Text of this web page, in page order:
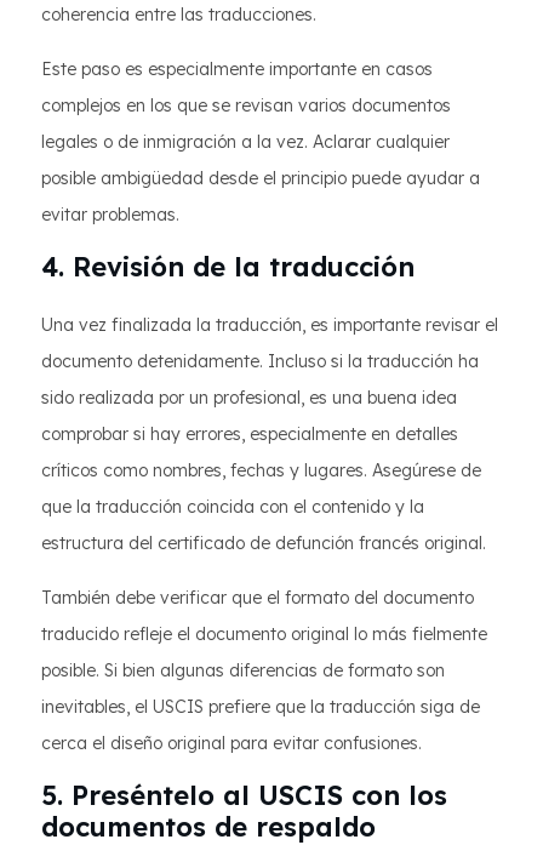
coherencia entre las traducciones.
Este paso es especialmente importante en casos
complejos en los que se revisan varios documentos
legales o de inmigración a la vez. Aclarar cualquier
posible ambigüedad desde el principio puede ayudar a
evitar problemas.
4. Revisión de la traducción
Una vez finalizada la traducción, es importante revisar el
documento detenidamente. Incluso si la traducción ha
sido realizada por un profesional, es una buena idea
comprobar si hay errores, especialmente en detalles
críticos como nombres, fechas y lugares. Asegúrese de
que la traducción coincida con el contenido y la
estructura del certificado de defunción francés original.
También debe verificar que el formato del documento
traducido refleje el documento original lo más fielmente
posible. Si bien algunas diferencias de formato son
inevitables, el USCIS prefiere que la traducción siga de
cerca el diseño original para evitar confusiones.
5. Preséntelo al USCIS con los
documentos de respaldo